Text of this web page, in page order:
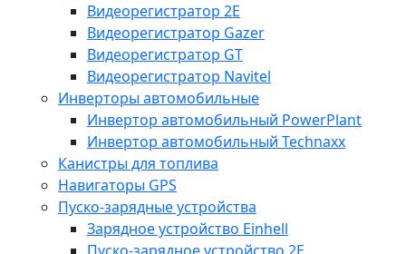
Видеорегистратор 2E
Видеорегистратор Gazer
Видеорегистратор GT
Видеорегистратор Navitel
Инверторы автомобильные
Инвертор автомобильный PowerPlant
Инвертор автомобильный Technaxx
Канистры для топлива
Навигаторы GPS
Пуско-зарядные устройства
Зарядное устройство Einhell